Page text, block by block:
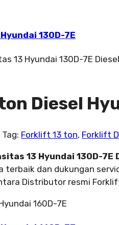
130D-7E
13 Hyundai 130D-7E
Diesel
Tag: Forklift 13 ton, Forklift
13 Hyundai 130D-7E
terbaik dan dukungan
Distributor resmi